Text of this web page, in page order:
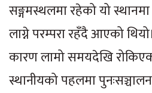
सङ्गमस्थलमा रहेको यो
लाग्ने परम्परा रहँदै आएको
कारण लामो समयदेखि
स्थानीयको पहलमा